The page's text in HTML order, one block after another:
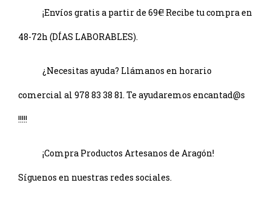
¡Envíos gratis a partir de 69€! Recibe tu compra en
48-72h (DÍAS LABORABLES).
¿Necesitas ayuda? Llámanos en horario
comercial al 978 83 38 81. Te ayudaremos encantad@s
!!!!!
¡Compra Productos Artesanos de Aragón!
Síguenos en nuestras redes sociales.